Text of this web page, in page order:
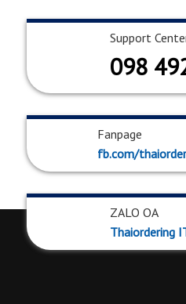
Support
098
Fanpage
fb.com/
ZALO OA
Thaiordering